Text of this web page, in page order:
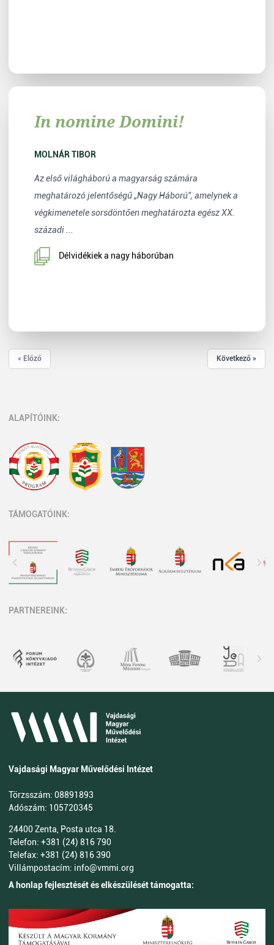
In nomine Domini!
MOLNÁR TIBOR
Az első világháború a magyarság számára
meghatározó jelentőségű „Nagy Háború”, amelynek a
végkimenetele sorsdöntően meghatározta egész XX.
századi ...
Délvidékiek a nagy háborúban
« Előző Következő »
ALAPÍTÓINK:
TÁMOGATÓINK:
PARTNEREINK:
Vajdasági Magyar Művelődési Intézet
Törzsszám: 08891893
Adószám: 105720345
24400 Zenta, Posta utca 18.
Telefon: +381 (24) 816 790
Telefax: +381 (24) 816 390
Villámpostacím: info@vmmi.org
A honlap fejlesztését és elkészülését támogatta: